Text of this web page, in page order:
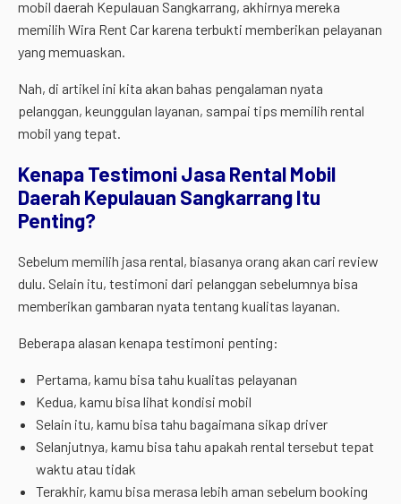
mobil daerah Kepulauan Sangkarrang, akhirnya mereka
memilih Wira Rent Car karena terbukti memberikan pelayanan
yang memuaskan.
Nah, di artikel ini kita akan bahas pengalaman nyata
pelanggan, keunggulan layanan, sampai tips memilih rental
mobil yang tepat.
Kenapa Testimoni Jasa Rental Mobil
Daerah Kepulauan Sangkarrang Itu
Penting?
Sebelum memilih jasa rental, biasanya orang akan cari review
dulu. Selain itu, testimoni dari pelanggan sebelumnya bisa
memberikan gambaran nyata tentang kualitas layanan.
Beberapa alasan kenapa testimoni penting:
Pertama, kamu bisa tahu kualitas pelayanan
Kedua, kamu bisa lihat kondisi mobil
Selain itu, kamu bisa tahu bagaimana sikap driver
Selanjutnya, kamu bisa tahu apakah rental tersebut tepat
waktu atau tidak
Terakhir, kamu bisa merasa lebih aman sebelum booking